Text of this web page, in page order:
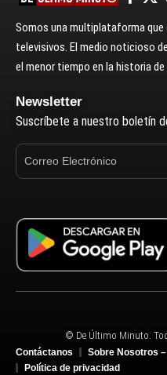
Somos una multiplataforma
televisivos. El medio noticioso
el menor tiempo en la historia
Newsletter
Suscríbete a nuestro boletín
© De Último Minuto.
Contáctanos
Sobre Nosotros
Política de privacidad